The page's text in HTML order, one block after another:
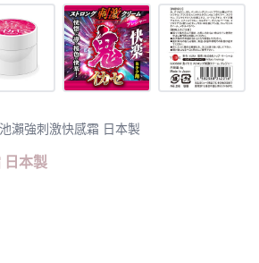
瀨強刺激快感霜 日本製
日本製